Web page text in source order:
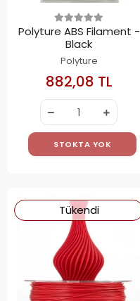
Polyture ABS Filament -
Black
Polyture
882,08 TL
STOKTA YOK
Tükendi